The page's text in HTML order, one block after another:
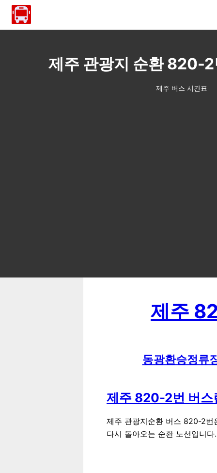
제주 관광지 순환 820-
제주 버스 시간표
제주
동광환승정류
제주 820-2번 버스
제주 관광지순환 버스 820-2번
다시 돌아오는 순환 노선입니